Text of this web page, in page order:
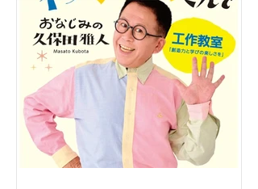
としてわくわくさんでおなじみの久保
田雅人氏に工作ショウを行っていただ
きます。 在園卒園生をはじめ、一般の
方も参加可能ですので是非お越しくだ
さい。 駐車場としてクスリのアオキ浜
北店横の公設駐車場をお借りしてあり
ますのでご利用ください。 位置は以下
の通り
https://maps.app.goo.gl/544mB8xuA7ri